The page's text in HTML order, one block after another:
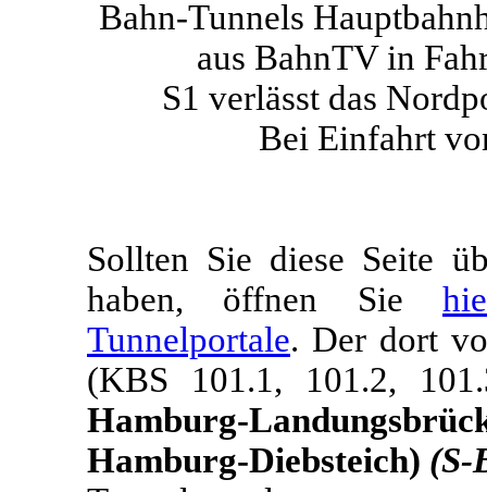
S1 verlässt das
Bei Einfahrt
Sollten Sie diese Seite
haben, öffnen Sie
Tunnelportale. Der dort
(KBS 101.1, 101.2,
Hamburg-
Hamburg-Diebsteich) (S-